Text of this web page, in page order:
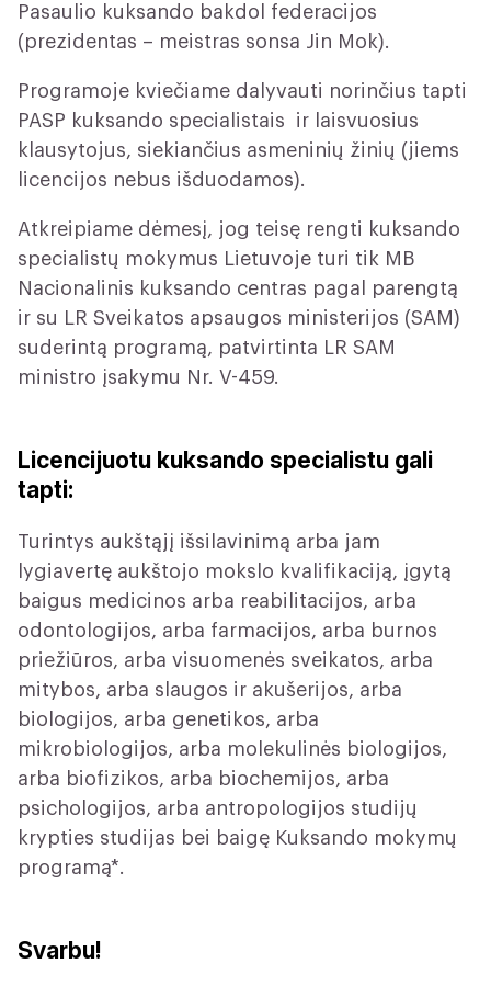
Pasaulio kuksando bakdol federacijos
(prezidentas – meistras sonsa Jin Mok).
Programoje kviečiame dalyvauti norinčius tapti
PASP kuksando specialistais ir laisvuosius
klausytojus, siekiančius asmeninių žinių (jiems
licencijos nebus išduodamos).
Atkreipiame dėmesį, jog teisę rengti kuksando
specialistų mokymus Lietuvoje turi tik MB
Nacionalinis kuksando centras pagal parengtą
ir su LR Sveikatos apsaugos ministerijos (SAM)
suderintą programą, patvirtinta LR SAM
ministro įsakymu Nr. V-459.
Licencijuotu kuksando specialistu gali
tapti:
Turintys aukštąjį išsilavinimą arba jam
lygiavertę aukštojo mokslo kvalifikaciją, įgytą
baigus medicinos arba reabilitacijos, arba
odontologijos, arba farmacijos, arba burnos
priežiūros, arba visuomenės sveikatos, arba
mitybos, arba slaugos ir akušerijos, arba
biologijos, arba genetikos, arba
mikrobiologijos, arba molekulinės biologijos,
arba biofizikos, arba biochemijos, arba
psichologijos, arba antropologijos studijų
krypties studijas bei baigę Kuksando mokymų
programą*.
Svarbu!